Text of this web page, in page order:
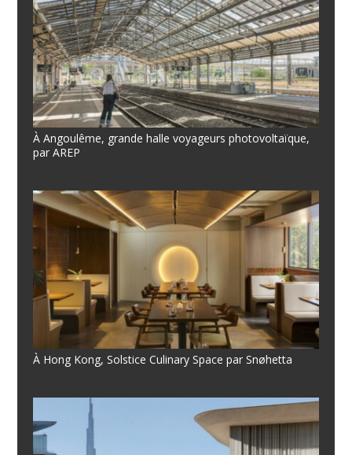
À Angoulême, grande halle voyageurs photovoltaïque,
par AREP
À Hong Kong, Solstice Culinary Space par Snøhetta